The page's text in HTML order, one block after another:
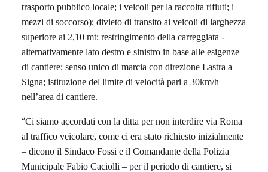
trasporto pubblico locale; i veicoli per la raccolta rifiuti; i
mezzi di soccorso); divieto di transito ai veicoli di larghezza
superiore ai 2,10 mt; restringimento della carreggiata -
alternativamente lato destro e sinistro in base alle esigenze
di cantiere; senso unico di marcia con direzione Lastra a
Signa; istituzione del limite di velocità pari a 30km/h
nell’area di cantiere.
“Ci siamo accordati con la ditta per non interdire via Roma
al traffico veicolare, come ci era stato richiesto inizialmente
– dicono il Sindaco Fossi e il Comandante della Polizia
Municipale Fabio Caciolli – per il periodo di cantiere, si